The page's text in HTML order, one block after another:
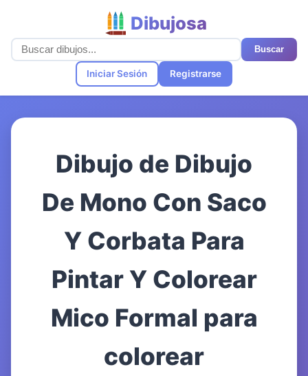
Dibujosa
Buscar
Iniciar Sesión Registrarse
Dibujo de Dibujo
De Mono Con Saco
Y Corbata Para
Pintar Y Colorear
Mico Formal para
colorear